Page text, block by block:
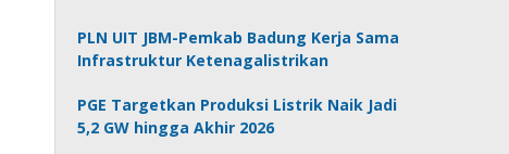
PLN UIT JBM-Pemkab Badung Kerja Sama
Infrastruktur Ketenagalistrikan
PGE Targetkan Produksi Listrik Naik Jadi
5,2 GW hingga Akhir 2026